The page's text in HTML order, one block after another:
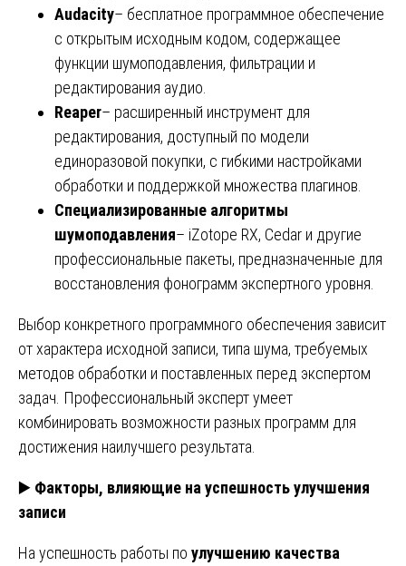
Audacity– бесплатное программное обеспечение
с открытым исходным кодом, содержащее
функции шумоподавления, фильтрации и
редактирования аудио.
Reaper– расширенный инструмент для
редактирования, доступный по модели
единоразовой покупки, с гибкими настройками
обработки и поддержкой множества плагинов.
Специализированные алгоритмы
шумоподавления– iZotope RX, Cedar и другие
профессиональные пакеты, предназначенные для
восстановления фонограмм экспертного уровня.
Выбор конкретного программного обеспечения зависит
от характера исходной записи, типа шума, требуемых
методов обработки и поставленных перед экспертом
задач. Профессиональный эксперт умеет
комбинировать возможности разных программ для
достижения наилучшего результата.
▶️ Факторы, влияющие на успешность улучшения
записи
На успешность работы по улучшению качества